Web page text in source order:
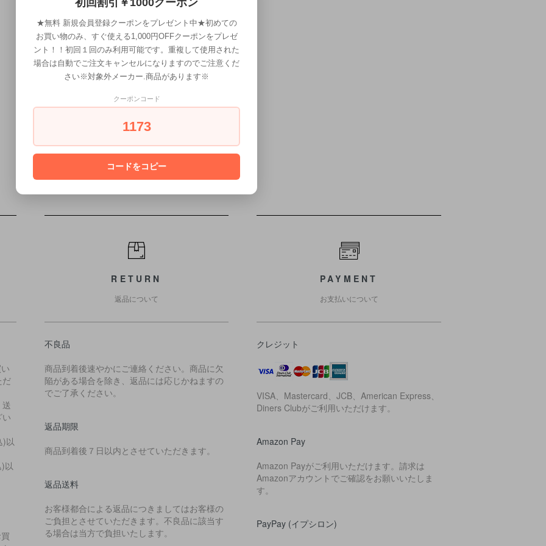
日 月 火 水 木 金
1
3 4 5 6
8
9
10 11 12 13 14
15
16
17 18 19 20 21
22
25 26
だ
以
以
RETURN
返品について
不良品
商品到着後速やかにご連絡ください。商品に欠
陥がある場合を除き、返品には応じかねますの
でご了承ください。
返品期限
商品到着後７日以内とさせていただきます。
返品送料
お客様都合による返品につきましてはお客様の
ご負担とさせていただきます。不良品に該当す
る場合は当方で負担いたします。
PAYMENT
お支払いについて
クレジット
VISA、Mastercard、JCB、American Express、
Diners Clubがご利用いただけます。
Amazon Pay
Amazon Payがご利用いただけます。請求は
Amazonアカウントでご確認をお願いいたしま
す。
PayPay (イプシロン)
初回割引￥1000クーポン
★無料 新規会員登録クーポンをプレゼント中★初めての
お買い物のみ、すぐ使える1,000円OFFクーポンをプレゼ
ント！！初回１回のみ利用可能です。重複して使用された
場合は自動でご注文キャンセルになりますのでご注意くだ
さい※対象外メーカー.商品があります※
クーポンコード
1173
コードをコピー